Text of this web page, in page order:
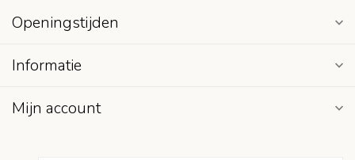
Openingstijden
Informatie
Mijn account